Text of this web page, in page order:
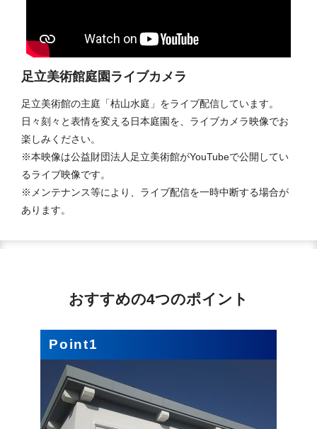
足立美術館庭園ライブカメラ
足立美術館の主庭「枯山水庭」をライブ配信しています。
日々刻々と表情を変える日本庭園を、ライブカメラ映像でお
楽しみください。
※本映像は公益財団法人足立美術館がYouTubeで公開してい
るライブ映像です。
※メンテナンス等により、ライブ配信を一時中断する場合が
あります。
おすすめの4つのポイント
Point1